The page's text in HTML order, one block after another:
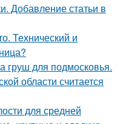
Добавление статьи в
Технический и
груш для подмосковья.
области считается
для средней